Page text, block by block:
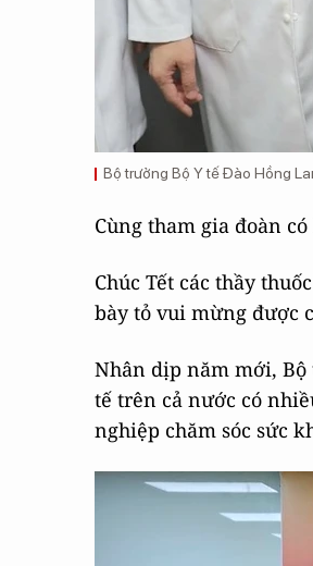
Bộ trưởng Bộ Y tế Đào Hồng
Cùng tham gia đoàn
Chúc Tết các thầy
bày tỏ vui mừng được
Nhân dịp năm mới,
tế trên cả nước có
nghiệp chăm sóc sức